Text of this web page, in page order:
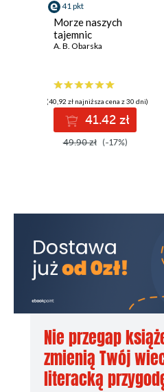
41 pkt
Morze naszych
tajemnic
A. B. Obarska
(40,92 zł najniższa cena z 30 dni)
41.42 zł
49.90 zł (-17%)
Nie przegap
zmienią Twój
literacką